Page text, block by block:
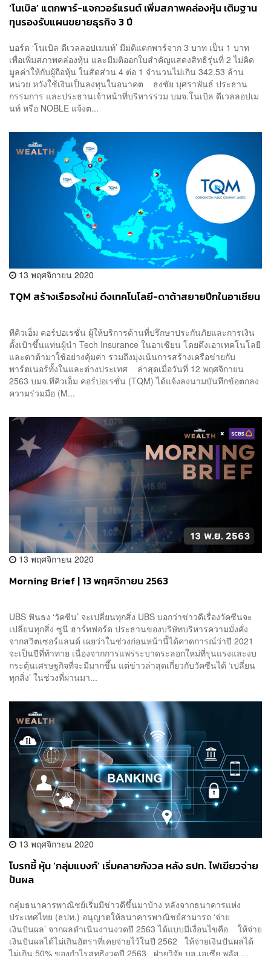
‘โนเบิล’ แตกพาร์-แจกวอร์แรนต์ เพิ่มสภาพคล่องหุ้น เติมฐาน
ทุนรองรับแผนขยายธุรกิจ 3 ปี
บอร์ด ‘โนเบิล ดีเวลลอปเมนท์’ มีมติแตกพาร์จาก 3 บาท เป็น 1 บาท
เพื่อเพิ่มสภาพคล่องหุ้น และมีมติออกใบสำคัญแสดงสิทธิรุ่นที่ 2 ไม่คิด
มูลค่าให้กับผู้ถือหุ้น ในสัดส่วน 4 ต่อ 1 จำนวนไม่เกิน 342.53 ล้าน
หน่วย หวังใช้เงินเป็นลงทุนในอนาคต ธงชัย บุศราพันธ์ ประธาน
กรรมการ และประธานเจ้าหน้าที่บริหารร่วม บมจ.โนเบิล ดีเวลลอปเม
นท์ หรือ NOBLE แจ้งต...
13 พฤศจิกายน 2020
TQM สร้างเรือธงใหม่ ดึงเทคโนโลยี-ดาต้าสยายปีกในอาเซียน
ทีคิวเอ็ม คอร์ปอเรชั่น ผู้ให้บริการด้านที่ปรึกษาประกันภัยและการเงิน
ตั้งเป้าขึ้นแท่นผู้นำ Tech Insurance ในอาเซียน โดยดึงเอาเทคโนโลยี
และดาต้ามาใช้อย่างคุ้มค่า รวมถึงมุ่งเน้นการสร้างเครือข่ายกับ
พาร์ตเนอร์ทั้งในและต่างประเทศ ล่าสุดเมื่อวันที่ 12 พฤศจิกายน
2563 บมจ.ทีคิวเอ็ม คอร์ปอเรชั่น (TQM) ได้แจ้งลงนามบันทึกข้อตกลง
ความร่วมมือ (M...
13 พฤศจิกายน 2020
Morning Brief | 13 พฤศจิกายน 2563
UBS ฟันธง ‘วัคซีน’ จะเปลี่ยนทุกสิ่ง UBS บอกว่าข่าวดีเรื่องวัคซีนจะ
เปลี่ยนทุกสิ่ง ซูนี ฮาร์ทฟอร์ด ประธานของบริษัทบริหารความมั่งคั่ง
จากสวิตเซอร์แลนด์ เผยว่าในช่วงก่อนหน้านี้ได้คาดการณ์ว่าปี 2021
จะเป็นปีที่ท้าทาย เนื่องจากการแพร่ระบาดระลอกใหม่ที่รุนแรงและงบ
กระตุ้นเศรษฐกิจที่จะมีมากขึ้น แต่ข่าวล่าสุดเกี่ยวกับวัคซีนได้ ‘เปลี่ยน
ทุกสิ่ง’ ในช่วงที่ผ่านมา...
13 พฤศจิกายน 2020
โบรกชี้ หุ้น ‘กลุ่มแบงก์’ เริ่มคลายกังวล หลัง ธปท. ไฟเขียวจ่าย
ปันผล
กลุ่มธนาคารพาณิชย์เริ่มมีข่าวดีขึ้นมาบ้าง หลังจากธนาคารแห่ง
ประเทศไทย (ธปท.) อนุญาตให้ธนาคารพาณิชย์สามารถ ‘จ่าย
เงินปันผล’ จากผลดำเนินงานงวดปี 2563 ได้แบบมีเงื่อนไขคือ ให้จ่าย
เงินปันผลได้ไม่เกินอัตราที่เคยจ่ายไว้ในปี 2562 ให้จ่ายเงินปันผลได้
ไม่เกิน 50% ของกำไรสุทธิงวดปี 2563 ฝ่ายวิจัย บล.เอเซีย พลัส ...